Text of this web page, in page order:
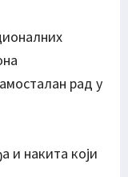
рад у
и накита који